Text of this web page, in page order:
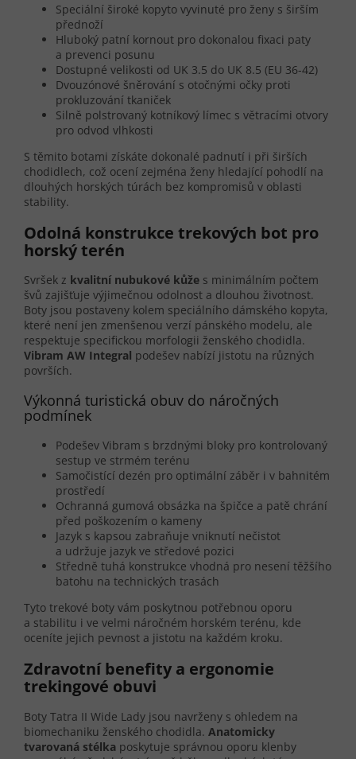
Speciální široké kopyto vyvinuté pro ženy s širším
přednoží
Hluboký patní kornout pro dokonalou fixaci paty
a prevenci posunu
Dostupné velikosti od UK 3.5 do UK 8.5 (EU 36-42)
Dvouzónové šněrování s otočnými očky proti
prokluzování tkaniček
Silně polstrovaný kotníkový límec s větracími otvory
pro odvod vlhkosti
S těmito botami získáte dokonalé padnutí i při širších
chodidlech, což ocení zejména ženy hledající pohodlí na
dlouhých horských túrách bez kompromisů v oblasti
stability.
Odolná konstrukce trekových bot pro
horský terén
Svršek z kvalitní nubukové kůže s minimálním počtem
švů zajišťuje výjimečnou odolnost a dlouhou životnost.
Boty jsou postaveny kolem speciálního dámského kopyta,
které není jen zmenšenou verzí pánského modelu, ale
respektuje specifickou morfologii ženského chodidla.
Vibram AW Integral podešev nabízí jistotu na různých
površích.
Výkonná turistická obuv do náročných
podmínek
Podešev Vibram s brzdnými bloky pro kontrolovaný
sestup ve strmém terénu
Samočistící dezén pro optimální záběr i v bahnitém
prostředí
Ochranná gumová obsázka na špičce a patě chrání
před poškozením o kameny
Jazyk s kapsou zabraňuje vniknutí nečistot
a udržuje jazyk ve středové pozici
Středně tuhá konstrukce vhodná pro nesení těžšího
batohu na technických trasách
Tyto trekové boty vám poskytnou potřebnou oporu
a stabilitu i ve velmi náročném horském terénu, kde
oceníte jejich pevnost a jistotu na každém kroku.
Zdravotní benefity a ergonomie
trekingové obuvi
Boty Tatra II Wide Lady jsou navrženy s ohledem na
biomechaniku ženského chodidla. Anatomicky
tvarovaná stélka poskytuje správnou oporu klenby